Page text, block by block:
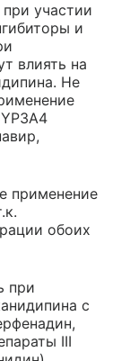
участии
и
влиять на
Не
применение
обоих
при
с
III